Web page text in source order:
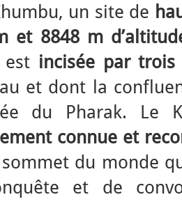
un site de
et 8848 m
est incisée par
et dont la
du Pharak. Le
connue et
du monde
et de